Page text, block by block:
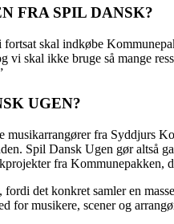
FRA SPIL DANSK?
skal indkøbe
vi skal ikke bruge så mange
UGEN?
fra Syddjurs
Spil Dansk Ugen gør
fra Kommunepakken,
det konkret samler en
for musikere, scener og